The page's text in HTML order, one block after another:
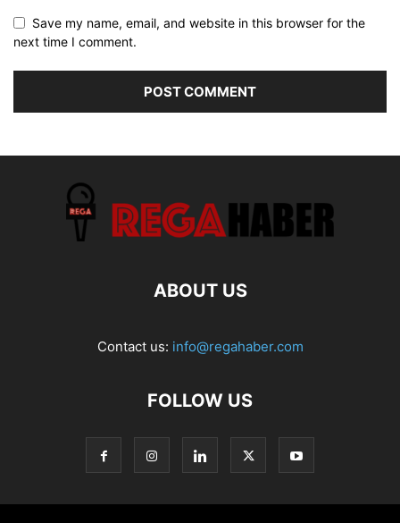
Save my name, email, and website in this browser for the
next time I comment.
ABOUT US
Contact us: info@regahaber.com
FOLLOW US